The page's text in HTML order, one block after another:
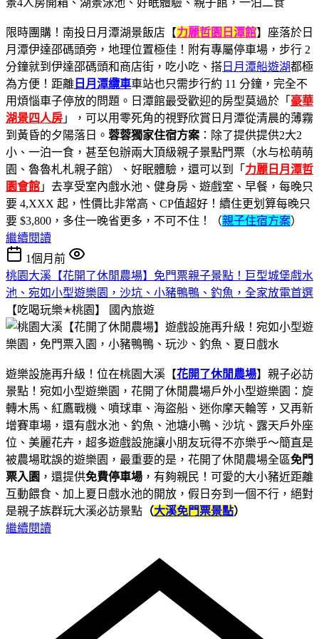
限時團購！南投日月潭湖景飯店【力麗哲園日潭館】座落於日
月潭伊達邵碼頭旁，地理位置極佳！附有專屬停車場，步行 2
分鐘就到伊達邵碼頭和商店街，吃小吃、搭 日月潭船遊湖都極
為方便！距離 日月潭纜車車站也只需步行約 11 分鐘，完全不
用煩惱車子停放的問題。日潭館最受歡迎的房型莫過於「 豪華
湖景四人房 」，可以用零死角的視野欣賞日月潭從清晨的薄霧
到黃昏的夕陽落日。 蓉蓉獨家住宿方案 ：除了提供提供2大2
小、一泊一食，甚至包辦兩大頂級親子景點門票（水与松萌萌
園、魯魯札札親子館）、好眠體驗，還可以到「 力麗日月潭哲
園會館 」去享受室內戲水池、健身房、遊戲室、早餐，每晚只
要 4,XXX 起，性價比非常高、CP值超好！續住更划算每晚只
要 $3,800，多住一晚省更多，不可不住！（親子住宿方案）
繼續閱讀
1個月前
桃園大溪【花開了休閒農場】免門票親子景點！巨型城堡戲水
池、宛如小型遊樂園，沙坑、小豬鴨鴨、釣魚，全家放電首選
【吃喝玩樂✭桃園】
國內旅遊
遊樂設施再升級！位在桃園大溪【花開了休閒農場】親子必訪
景點！宛如小型遊樂園，花開了休閒農場戶外小型遊樂園：旋
轉木馬、紅鷹戰機、噴球車、海盜船、迷你摩天輪等，又再新
增賽車場，還有戲水池、釣魚、池塘小鴨、沙坑、露天戶外座
位、美麗花卉，超多遊戲設施讓小朋友玩得不亦樂乎～簡直是
被農場耽誤的遊樂園，最重要的是，花開了休閒農場全區免門
票入園 ，還提供免費停車場 ，有夠親民！可愛的大小豬近距離
互動餵食、加上夏日戲水池的開放，假日夯到一個不行，絕對
是親子族群玩大溪必訪景點 （大溪免門票景點）
繼續閱讀